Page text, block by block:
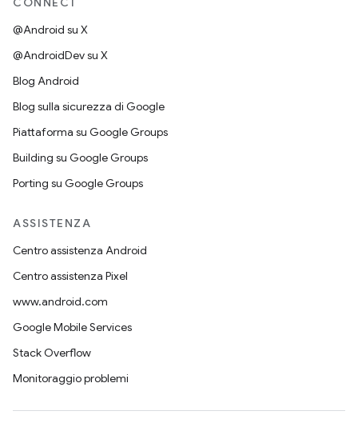
@Android su X
@AndroidDev su X
Blog Android
Blog sulla sicurezza di Google
Piattaforma su Google Groups
Building su Google Groups
Porting su Google Groups
ASSISTENZA
Centro assistenza Android
Centro assistenza Pixel
www.android.com
Google Mobile Services
Stack Overflow
Monitoraggio problemi